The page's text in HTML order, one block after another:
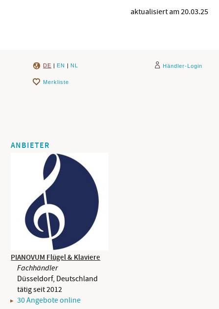
aktualisiert am 20.03.25
DE | EN | NL Händler-Login
Merkliste
ANBIETER
PIANOVUM Flügel & Klaviere
Fachhändler
Düsseldorf, Deutschland
tätig seit 2012
30 Angebote online